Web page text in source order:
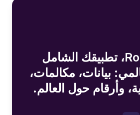
Roamless، تطبيقك الشامل
بيانات، مكالمات،
وأرقام حول العالم.